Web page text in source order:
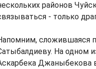
районов
- только
сложившаяся
На одном
Джаныбекова